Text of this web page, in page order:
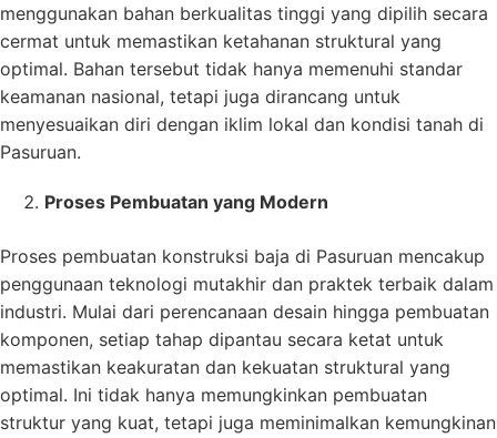
menggunakan bahan berkualitas tinggi yang dipilih secara
cermat untuk memastikan ketahanan struktural yang
optimal. Bahan tersebut tidak hanya memenuhi standar
keamanan nasional, tetapi juga dirancang untuk
menyesuaikan diri dengan iklim lokal dan kondisi tanah di
Pasuruan.
Proses Pembuatan yang Modern
Proses pembuatan konstruksi baja di Pasuruan mencakup
penggunaan teknologi mutakhir dan praktek terbaik dalam
industri. Mulai dari perencanaan desain hingga pembuatan
komponen, setiap tahap dipantau secara ketat untuk
memastikan keakuratan dan kekuatan struktural yang
optimal. Ini tidak hanya memungkinkan pembuatan
struktur yang kuat, tetapi juga meminimalkan kemungkinan